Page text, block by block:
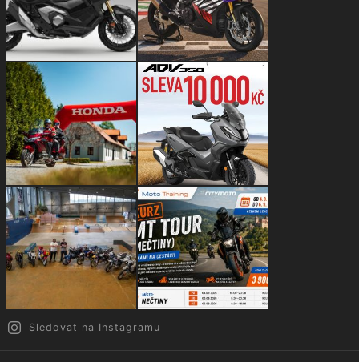
Sledovat na Instagramu